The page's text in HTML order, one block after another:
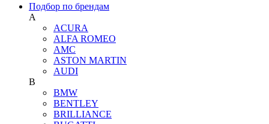
Подбор по брендам
A
ACURA
ALFA ROMEO
AMC
ASTON MARTIN
AUDI
B
BMW
BENTLEY
BRILLIANCE